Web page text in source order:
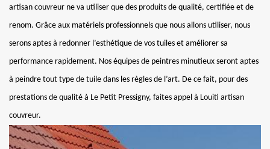
artisan couvreur ne va utiliser que des produits de qualité, certifiée et de
renom. Grâce aux matériels professionnels que nous allons utiliser, nous
serons aptes à redonner l’esthétique de vos tuiles et améliorer sa
performance rapidement. Nos équipes de peintres minutieux seront aptes
à peindre tout type de tuile dans les règles de l’art. De ce fait, pour des
prestations de qualité à Le Petit Pressigny, faites appel à Louiti artisan
couvreur.